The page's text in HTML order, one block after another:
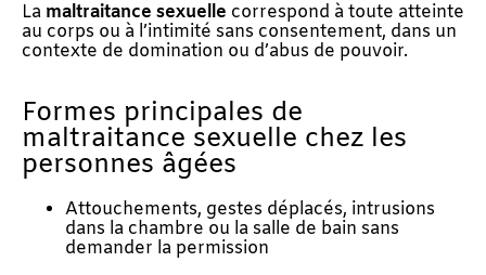
La maltraitance sexuelle correspond à toute atteinte
au corps ou à l’intimité sans consentement, dans un
contexte de domination ou d’abus de pouvoir.
Formes principales de
maltraitance sexuelle chez les
personnes âgées
Attouchements, gestes déplacés, intrusions
dans la chambre ou la salle de bain sans
demander la permission